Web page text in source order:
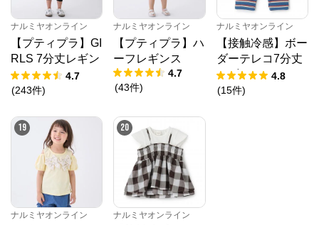
ナルミヤオンライン
【プティプラ】GI
RLS 7分丈レギン
ス
4.7
(243件)
ナルミヤオンライン
【プティプラ】ハ
ーフレギンス
4.7
(43件)
ナルミヤオンライン
【接触冷感】ボー
ダーテレコ7分丈
レギンス
4.8
(15件)
19
ナルミヤオンライン
20
ナルミヤオンライン